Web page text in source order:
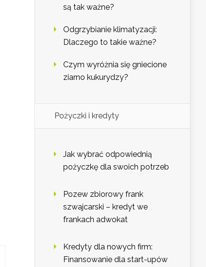
są tak ważne?
Odgrzybianie klimatyzacji:
Dlaczego to takie ważne?
Czym wyróżnia się gniecione
ziarno kukurydzy?
Pożyczki i kredyty
Jak wybrać odpowiednią
pożyczkę dla swoich potrzeb
Pozew zbiorowy frank
szwajcarski – kredyt we
frankach adwokat
Kredyty dla nowych firm:
Finansowanie dla start-upów